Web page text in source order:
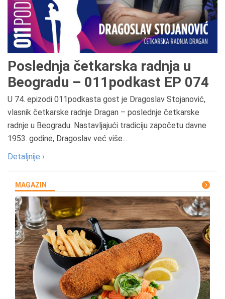
Poslednja četkarska radnja u
Beogradu – 011podkast EP 074
U 74. epizodi 011podkasta gost je Dragoslav Stojanović,
vlasnik četkarske radnje Dragan – poslednje četkarske
radnje u Beogradu. Nastavljajući tradiciju započetu davne
1953. godine, Dragoslav već više...
Detaljnije ›
MAGAZIN